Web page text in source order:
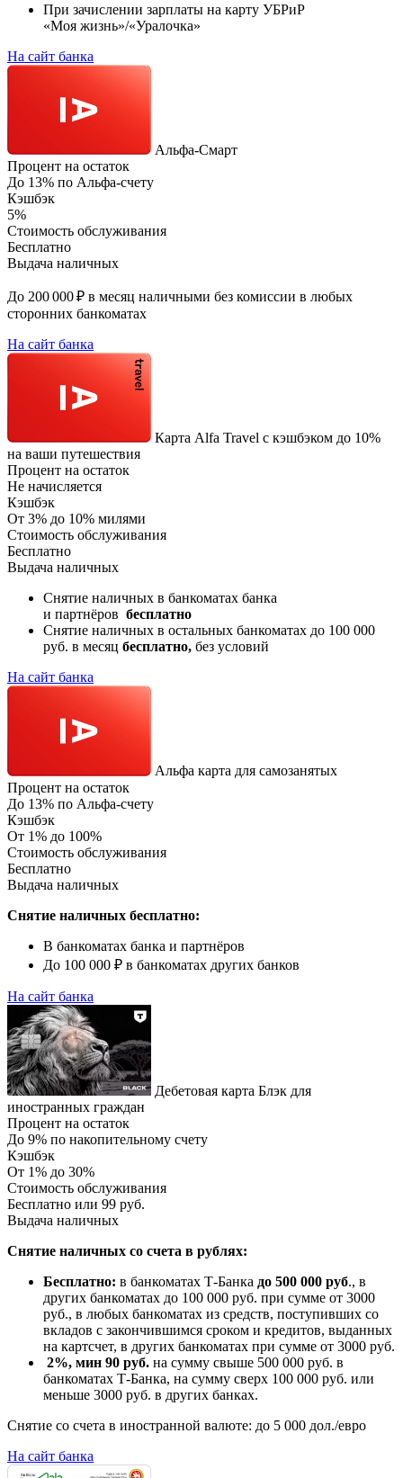
При зачислении зарплаты на карту УБРиР
«Моя жизнь»/«Уралочка»
На сайт банка
Альфа‑Смарт
Процент на остаток
До 13% по Альфа-счету
Кэшбэк
5%
Стоимость обслуживания
Бесплатно
Выдача наличных
До 200 000 ₽ в месяц наличными без комиссии в любых
сторонних банкоматах
На сайт банка
Карта Alfa Travel c кэшбэком до 10%
на ваши путешествия
Процент на остаток
Не начисляется
Кэшбэк
От 3% до 10% милями
Стоимость обслуживания
Бесплатно
Выдача наличных
Снятие наличных в банкоматах банка
и партнёров бесплатно
Снятие наличных в остальных банкоматах до 100 000
руб. в месяц бесплатно, без условий
На сайт банка
Альфа карта для самозанятых
Процент на остаток
До 13% по Альфа-счету
Кэшбэк
От 1% до 100%
Стоимость обслуживания
Бесплатно
Выдача наличных
Снятие наличных бесплатно:
В банкоматах банка и партнёров
До 100 000 ₽ в банкоматах других банков
На сайт банка
Дебетовая карта Блэк для
иностранных граждан
Процент на остаток
До 9% по накопительному счету
Кэшбэк
От 1% до 30%
Стоимость обслуживания
Бесплатно или 99 руб.
Выдача наличных
Снятие наличных со счета в рублях:
Бесплатно: в банкоматах Т-Банка до 500 000 руб., в
других банкоматах до 100 000 руб. при сумме от 3000
руб., в любых банкоматах из средств, поступивших со
вкладов с закончившимся сроком и кредитов, выданных
на картсчет, в других банкоматах при сумме от 3000 руб.
2%, мин 90 руб. на сумму свыше 500 000 руб. в
банкоматах Т-Банка, на сумму сверх 100 000 руб. или
меньше 3000 руб. в других банках.
Снятие со счета в иностранной валюте: до 5 000 дол./евро
На сайт банка